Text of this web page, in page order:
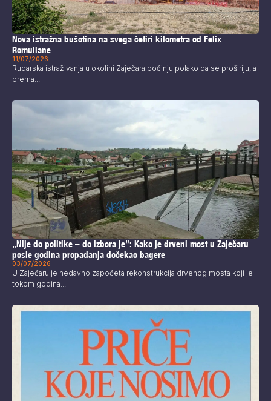
Nova istražna bušotina na svega četiri kilometra od Felix
Romuliane
11/07/2026
Rudarska istraživanja u okolini Zaječara počinju polako da se proširiju, a
prema...
„Nije do politike – do izbora je”: Kako je drveni most u Zaječaru
posle godina propadanja dočekao bagere
03/07/2026
U Zaječaru je nedavno započeta rekonstrukcija drvenog mosta koji je
tokom godina...